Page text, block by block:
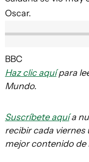
Oscar.
BBC
Haz clic aquípara
Mundo.
Suscríbete aquía
recibir cada
mejor contenido de